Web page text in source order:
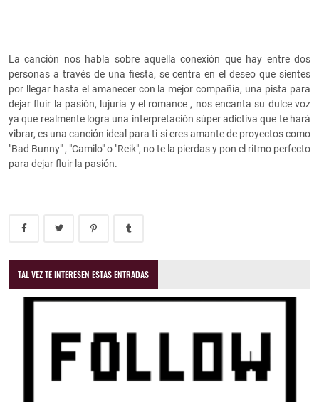
La canción nos habla sobre aquella conexión que hay entre dos
personas a través de una fiesta, se centra en el deseo que sientes
por llegar hasta el amanecer con la mejor compañía, una pista para
dejar fluir la pasión, lujuria y el romance , nos encanta su dulce voz
ya que realmente logra una interpretación súper adictiva que te hará
vibrar, es una canción ideal para ti si eres amante de proyectos como
"Bad Bunny" , "Camilo" o "Reik", no te la pierdas y pon el ritmo perfecto
para dejar fluir la pasión.
TAL VEZ TE INTERESEN ESTAS ENTRADAS